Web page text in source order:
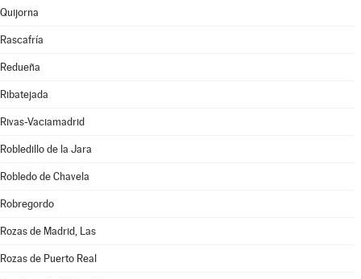
Quijorna
Rascafría
Redueña
Ribatejada
Rivas-Vaciamadrid
Robledillo de la Jara
Robledo de Chavela
Robregordo
Rozas de Madrid, Las
Rozas de Puerto Real